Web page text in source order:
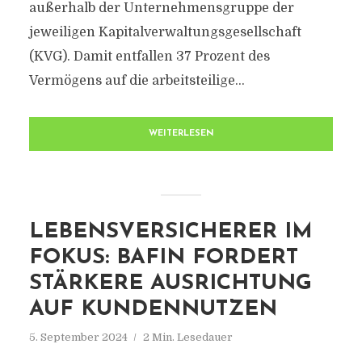
außerhalb der Unternehmensgruppe der
jeweiligen Kapitalverwaltungsgesellschaft
(KVG). Damit entfallen 37 Prozent des
Vermögens auf die arbeitsteilige...
WEITERLESEN
LEBENSVERSICHERER IM
FOKUS: BAFIN FORDERT
STÄRKERE AUSRICHTUNG
AUF KUNDENNUTZEN
5. September 2024 2 Min. Lesedauer